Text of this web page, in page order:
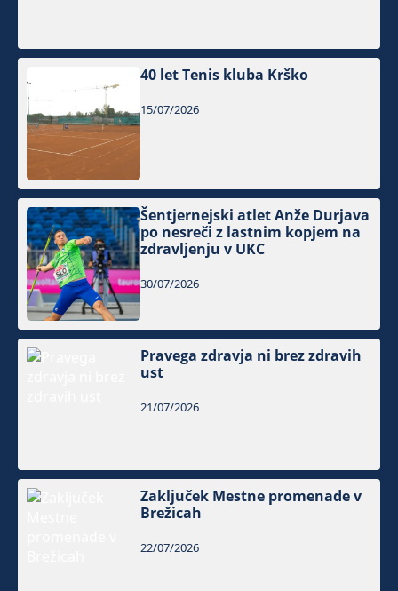
40 let Tenis kluba Krško
15/07/2026
Šentjernejski atlet Anže Durjava
po nesreči z lastnim kopjem na
zdravljenju v UKC
30/07/2026
Pravega zdravja ni brez zdravih
ust
21/07/2026
Zaključek Mestne promenade v
Brežicah
22/07/2026